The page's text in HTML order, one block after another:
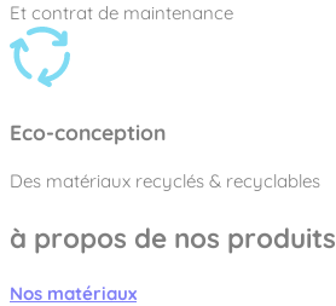
Et contrat de maintenance
Eco-conception
Des matériaux recyclés & recyclables
à propos de nos produits
Nos matériaux